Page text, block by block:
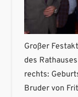
Großer
des
rechts:
Bruder von